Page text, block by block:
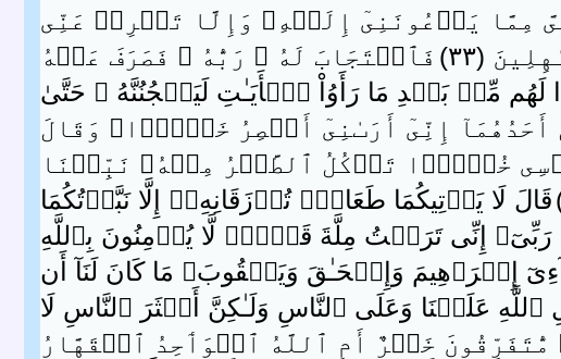
مِمَّا يَدۡعُونَنِىٓ إِلَيۡهِ‌ۖ وَإِلَّا تَصۡرِفۡ عَنِّى
( ٣٣ )
فَٱسۡتَجَابَ لَهُ ۥ رَبُّهُ ۥ فَصَرَفَ عَنۡهُ
لَهُم مِّنۢ بَعۡدِ مَا رَأَوُاْ ٱلۡأَيَـٰتِ لَيَسۡجُنُنَّهُ ۥ حَتَّىٰ
أَحَدُهُمَآ إِنِّىٓ أَرَٮٰنِىٓ أَعۡصِرُ خَمۡرً۬ا‌ۖ وَقَالَ
خُبۡزً۬ا تَأۡكُلُ ٱلطَّيۡرُ مِنۡهُ‌ۖ نَبِّئۡنَا
قَالَ لَا يَأۡتِيكُمَا طَعَامٌ۬ تُرۡزَقَانِهِۦۤ إِلَّا نَبَّأۡتُكُمَا
رَبِّىٓ‌ۚ إِنِّى تَرَكۡتُ مِلَّةَ قَوۡمٍ۬ لَّا يُؤۡمِنُونَ بِٱللَّهِ
إِبۡرَٲهِيمَ وَإِسۡحَـٰقَ وَيَعۡقُوبَ‌ۚ مَا كَانَ لَنَآ أَن
وَعَلَى ٱلنَّاسِ وَلَـٰكِنَّ أَڪۡثَرَ ٱلنَّاسِ لَا
خَيۡرٌ أَمِ ٱللَّهُ ٱلۡوَٲحِدُ ٱلۡقَهَّارُ